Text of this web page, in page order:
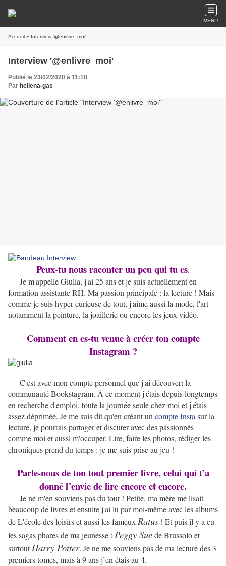
MENU
Accueil » Interview '@enlivre_moi'
Interview '@enlivre_moi'
Publié le 23/02/2020 à 11:18
Par heliena-gas
Peux-tu nous raconter un peu qui tu es.
Je m'appelle Giulia, j'ai 25 ans et je suis actuellement en
formation assistante RH. Ma passion principale : la lecture ! Mais
comme je suis hyper curieuse de tout, j'aime aussi la mode, l'art
notamment la peinture, la joaillerie ou encore les jeux vidéo.
Comment en es-tu venue à créer ton compte
Instagram ?
C'est avec mon compte personnel que j'ai découvert la
communauté Bookstagram. À ce moment j'étais depuis longtemps
en recherche d'emploi, toute la journée seule chez moi et j'étais
assez déprimée. Je me suis dit qu'en créant un compte Insta sur la
lecture, je pourrais partager et discuter avec des passionnés
comme moi et aussi m'occuper. Lire, faire les photos, rédiger les
chroniques prend du temps : je me suis prise au jeu !
Parle-nous de ton tout premier livre, celui qui t’a
donné l’envie de lire encore et encore.
Je ne m'en souviens pas du tout ! Petite, ma mère me lisait
beaucoup de livres et ensuite j'ai lu par moi-même avec les albums
de L'école des loisirs et aussi les fameux Ratus ! Et puis il y a eu
les sagas phares de ma jeunesse : Peggy Suede Brussolo et
surtoutHarry Potter. Je ne me souviens pas de ma lecture des 3
premiers tomes, mais à 9 ans j’en étais au 4.